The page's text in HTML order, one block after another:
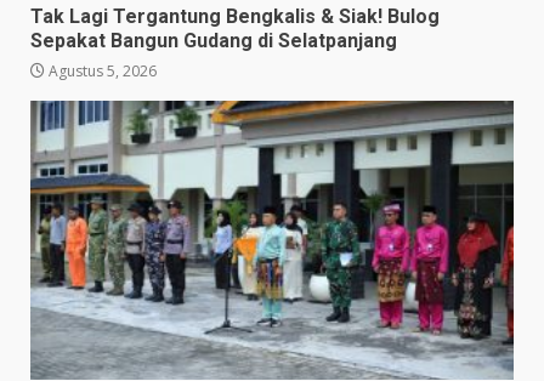
Tak Lagi Tergantung Bengkalis & Siak! Bulog
Sepakat Bangun Gudang di Selatpanjang
Agustus 5, 2026